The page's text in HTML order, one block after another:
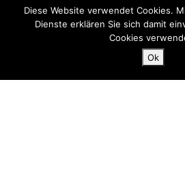
Diese Website verwendet Cookies.
Dienste erklären Sie sich damit
Cookies
Ok